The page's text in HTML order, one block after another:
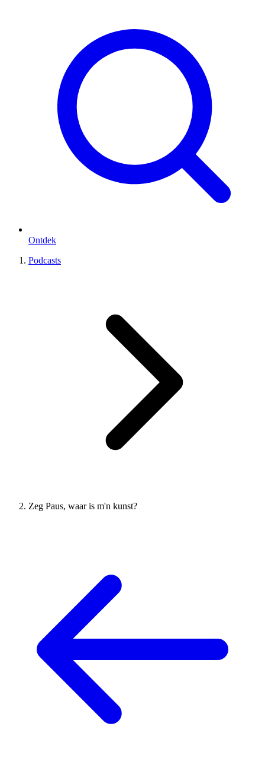
Ontdek
Podcasts
Zeg Paus, waar is m'n kunst?